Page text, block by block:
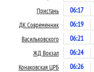
Пристань 06:17
ДК Современник 06:19
Васильковского 06:21
ЖД Вокзал 06:24
Конаковская ЦРБ 06:26